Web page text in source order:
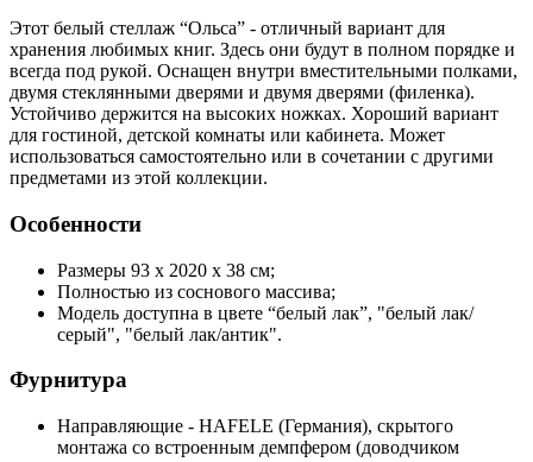
Этот белый стеллаж “Ольса” - отличный вариант для
хранения любимых книг. Здесь они будут в полном порядке и
всегда под рукой. Оснащен внутри вместительными полками,
двумя стеклянными дверями и двумя дверями (филенка).
Устойчиво держится на высоких ножках. Хороший вариант
для гостиной, детской комнаты или кабинета. Может
использоваться самостоятельно или в сочетании с другими
предметами из этой коллекции.
Особенности
Размеры 93 х 2020 х 38 см;
Полностью из соснового массива;
Модель доступна в цвете “белый лак”, "белый лак/
серый", "белый лак/антик".
Фурнитура
Направляющие - HAFELE (Германия), скрытого
монтажа со встроенным демпфером (доводчиком